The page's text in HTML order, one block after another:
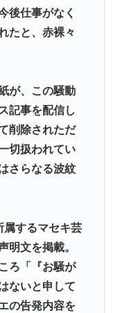
後仕事がなく
たと、赤裸々
が、この騒動
記事を配信し
削除されただ
切扱われてい
さらなる波紋
属するマセキ芸
明文を掲載。
ろ「『お騒が
ないと申して
の告発内容を